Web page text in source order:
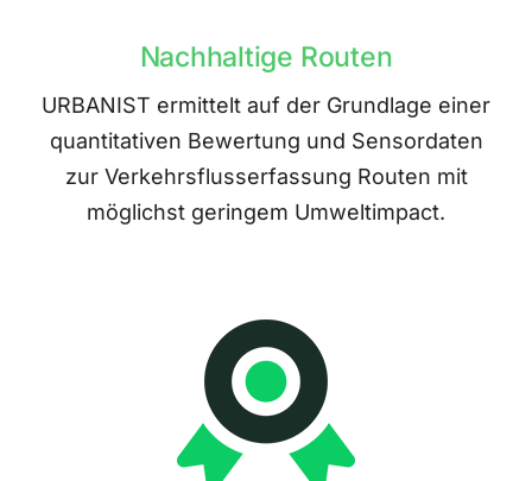
Nachhaltige Routen
URBANIST ermittelt auf der Grundlage einer
quantitativen Bewertung und Sensordaten
zur Verkehrsflusserfassung Routen mit
möglichst geringem Umweltimpact.